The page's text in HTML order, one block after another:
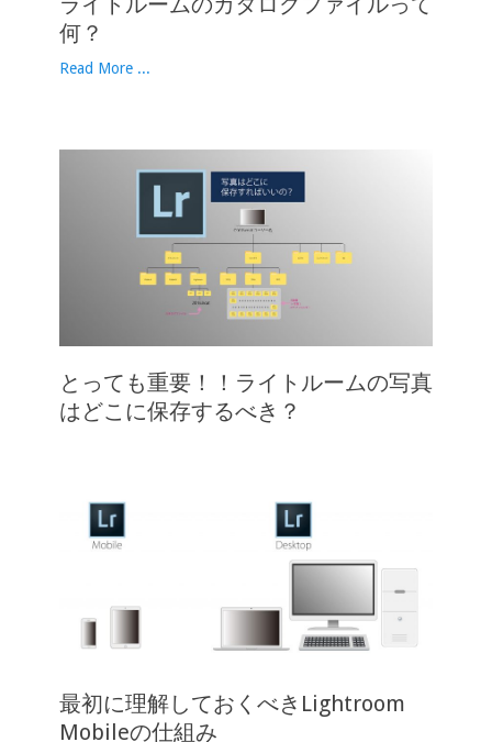
何？
Read More ...
とっても重要！！ライトルームの写真
はどこに保存するべき？
最初に理解しておくべきLightroom
Mobileの仕組み